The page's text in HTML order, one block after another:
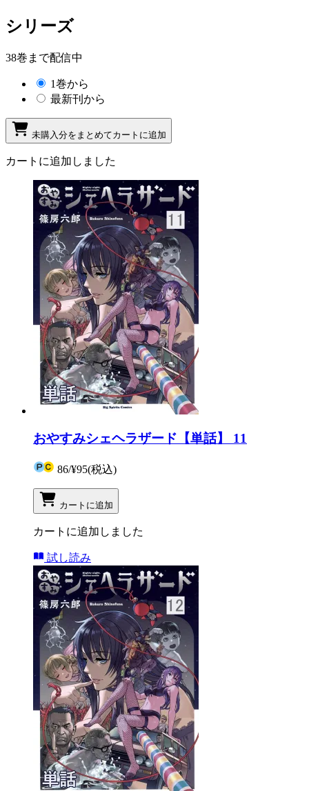
シリーズ
38巻まで配信中
1巻から
最新刊から
未購入分をまとめてカートに追加
カートに追加しました
おやすみシェヘラザード【単話】 11
86/¥95(税込)
カートに追加
カートに追加しました
試し読み